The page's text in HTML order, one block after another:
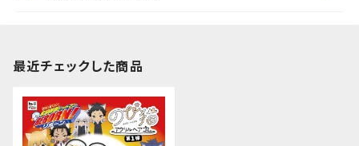
最近チェックした商品